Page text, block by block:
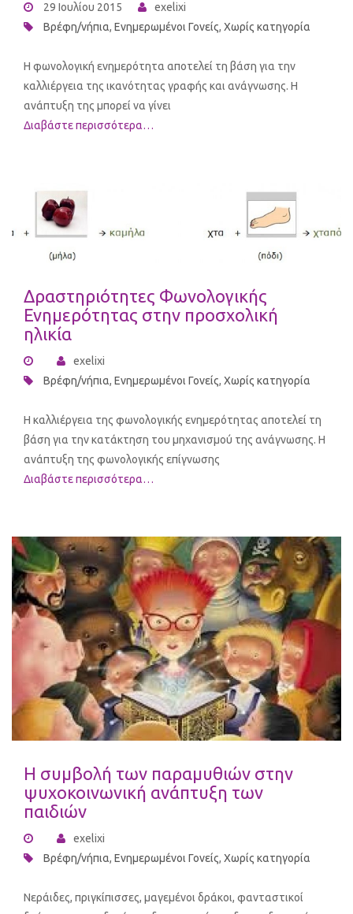
29 Ιουλίου 2015
exelixi
Βρέφη/νήπια, Ενημερωμένοι Γονείς, Χωρίς κατηγορία
Η φωνολογική ενημερότητα αποτελεί τη βάση για την
καλλιέργεια της ικανότητας γραφής και ανάγνωσης. Η
ανάπτυξη της μπορεί να γίνει
Διαβάστε περισσότερα…
Δραστηριότητες Φωνολογικής
Ενημερότητας στην προσχολική
ηλικία
exelixi
Βρέφη/νήπια, Ενημερωμένοι Γονείς, Χωρίς κατηγορία
Η καλλιέργεια της φωνολογικής ενημερότητας αποτελεί τη
βάση για την κατάκτηση του μηχανισμού της ανάγνωσης. Η
ανάπτυξη της φωνολογικής επίγνωσης
Διαβάστε περισσότερα…
Η συμβολή των παραμυθιών στην
ψυχοκοινωνική ανάπτυξη των
παιδιών
exelixi
Βρέφη/νήπια, Ενημερωμένοι Γονείς, Χωρίς κατηγορία
Νεράιδες, πριγκίπισσες, μαγεμένοι δράκοι, φανταστικοί